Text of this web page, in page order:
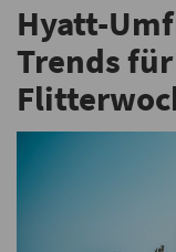
Hyatt-
Trends